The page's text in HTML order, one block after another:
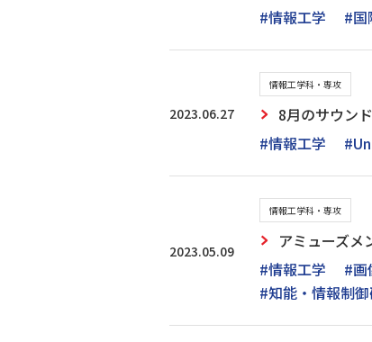
#情報工学
#国
2023.06.27
情報工学科・専攻
8月のサウン
#情報工学
2023.05.09
情報工学科・専攻
アミューズメ
#情報工学
#画
#知能・情報制